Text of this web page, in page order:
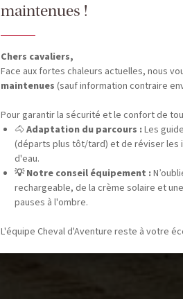
maintenues !
Chers cavaliers,
Face aux fortes chaleurs actuelles, nous
maintenues (sauf information contraire
Pour garantir la sécurité et le confort de
🐴 Adaptation du parcours :Les
(départs plus tôt/tard) et de réviser
d'eau.
💡 Notre conseil équipement :
rechargeable, de la crème solaire et
pauses à l'ombre.
L'équipe Cheval d'Aventure reste à votre